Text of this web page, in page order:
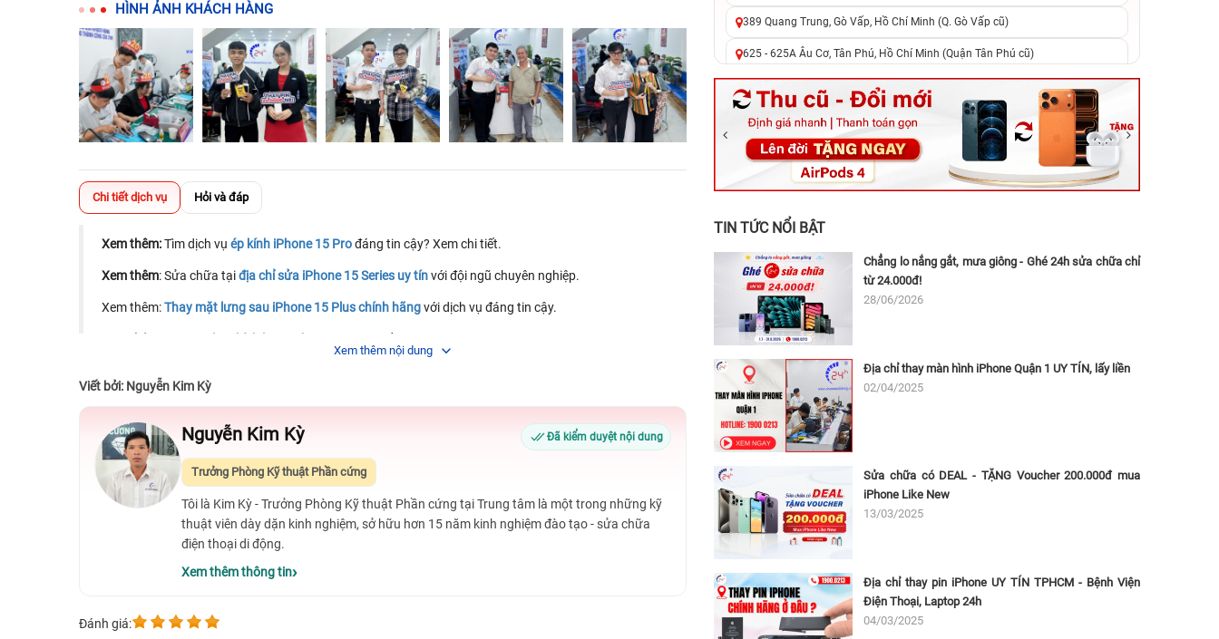
HÌNH ẢNH KHÁCH HÀNG
Chi tiết dịch vụ Hỏi và đáp
Xem thêm:Tìm dịch vụ ép kính iPhone 15 Prođáng tin cậy? Xem chi tiết.
Xem thêm: Sửa chữa tạiđịa chỉ sửa iPhone 15 Series uy tínvới đội ngũ chuyên nghiệp.
Xem thêm:Thay mặt lưng sau iPhone 15 Plus chính hãngvới dịch vụ đáng tin cậy.
Xem thêm:Bảng giá minh bạch choép kính iPhone 15 Pro Max giá bao nhiêu bao gồm cả công thợ và
linh kiện chất lượng.
Xem thêm:Bảng giá minh bạch cho câu hỏigiá thay mặt kính iPhone 15 Plus bao nhiêu
hàng dễ dàng lập kế hoạch sửa chữa.
Báo giá nhanhthay màn hình iPhone 15 giá bao nhiêu
Để yên tâm sử dụng lâu dài, nhiều người chọn
Xem thêm nội dung
Viết bởi: Nguyễn Kim Kỳ
Nguyễn Kim Kỳ Đã kiểm duyệt nội dung
Trưởng Phòng Kỹ thuật Phần cứng
Tôi là Kim Kỳ - Trưởng Phòng Kỹ thuật Phần cứng tại Trung tâm là một trong những kỹ
thuật viên dày dặn kinh nghiệm, sở hữu hơn 15 năm kinh nghiệm đào tạo - sửa chữa
điện thoại di động.
Xem thêm thông tin
Đánh giá:
389 Quang Trung, Gò Vấp, Hồ Chí Minh (Q. Gò Vấp cũ)
625 - 625A Âu Cơ, Tân Phú, Hồ Chí Minh (Quận Tân Phú cũ)
326 Lê Văn Việt, Tăng Nhơn Phú, Hồ Chí Minh (Q.9 TP. Thủ Đức cũ)
256 Võ Văn Ngân, Thủ Đức, Hồ Chí Minh (Bình Thọ, TP. Thủ Đức Cũ)
70 Nguyễn An Ninh, Dĩ An, Hồ Chí Minh (Bình Dương Cũ)
24h Vũng Tàu: 162A Ba Cu, Vũng Tàu, Hồ Chí Minh (TP. Vũng Tàu cũ)
TIN TỨC NỔI BẬT
Chẳng lo nắng gắt, mưa giông - Ghé 24h sửa chữa chỉ
từ 24.000đ!
28/06/2026
Địa chỉ thay màn hình iPhone Quận 1 UY TÍN, lấy liền
02/04/2025
Sửa chữa có DEAL - TẶNG Voucher 200.000đ mua
iPhone Like New
13/03/2025
Địa chỉ thay pin iPhone UY TÍN TPHCM - Bệnh Viện
Điện Thoại, Laptop 24h
04/03/2025